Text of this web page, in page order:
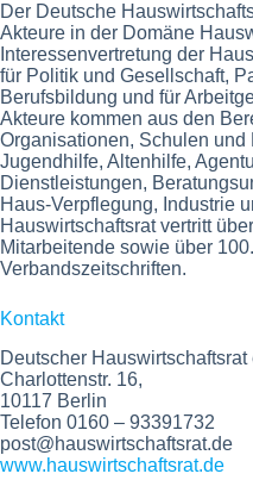
Der Deutsche
Akteure in der Domäne
Interessenvertretung der
für Politik und Gesellschaft,
Berufsbildung und für
Akteure kommen aus den
Organisationen, Schulen
Jugendhilfe, Altenhilfe,
Dienstleistungen,
Haus-Verpflegung, Industrie
Hauswirtschaftsrat vertritt
Mitarbeitende sowie über
Verbandszeitschriften.
Kontakt
Deutscher Hauswirtschaftsrat
Charlottenstr. 16,
10117 Berlin
Telefon 0160 – 93391732
post@hauswirtschaftsrat.de
www.hauswirtschaftsrat.de